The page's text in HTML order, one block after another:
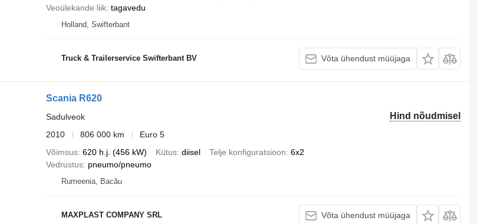
Veoülekande liik tagavedu
Holland, Swifterbant
Truck & Trailerservice Swifterbant BV Võta ühendust müüjaga
Scania R620
Hind nõudmisel
Sadulveok
2010
806 000 km
Euro 5
Võimsus 620 h.j. (456 kW) Kütus diisel Telje konfiguratsioon 6x2
Vedrustus pneumo/pneumo
Rumeenia, Bacău
MAXPLAST COMPANY SRL Võta ühendust müüjaga